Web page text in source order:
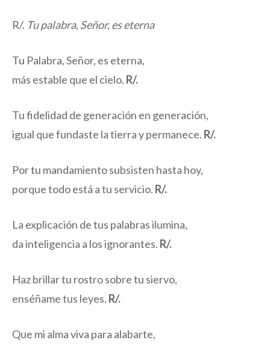
R/. Tu palabra, Señor, es eterna
Tu Palabra, Señor, es eterna,
más estable que el cielo. R/.
Tu fidelidad de generación en generación,
igual que fundaste la tierra y permanece. R/.
Por tu mandamiento subsisten hasta hoy,
porque todo está a tu servicio. R/.
La explicación de tus palabras ilumina,
da inteligencia a los ignorantes. R/.
Haz brillar tu rostro sobre tu siervo,
enséñame tus leyes. R/.
Que mi alma viva para alabarte,